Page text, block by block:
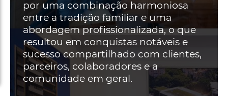
por uma combinação harmoniosa
entre a tradição familiar e uma
abordagem profissionalizada, o que
resultou em conquistas notáveis e
sucesso compartilhado com clientes,
parceiros, colaboradores e a
comunidade em geral.